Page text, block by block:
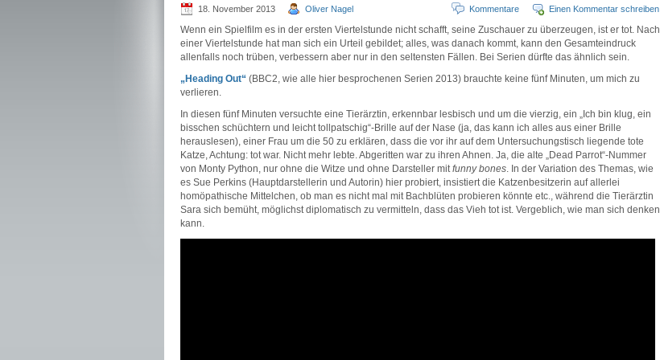
18. November 2013 Oliver Nagel Einen Kommentar schreiben
Kommentare
Wenn ein Spielfilm es in der ersten Viertelstunde nicht schafft, seine Zuschauer zu überzeugen, ist er tot. Nach
einer Viertelstunde hat man sich ein Urteil gebildet; alles, was danach kommt, kann den Gesamteindruck
allenfalls noch trüben, verbessern aber nur in den seltensten Fällen. Bei Serien dürfte das ähnlich sein.
„Heading Out“ (BBC2, wie alle hier besprochenen Serien 2013) brauchte keine fünf Minuten, um mich zu
verlieren.
In diesen fünf Minuten versuchte eine Tierärztin, erkennbar lesbisch und um die vierzig, ein „Ich bin klug, ein
bisschen schüchtern und leicht tollpatschig“-Brille auf der Nase (ja, das kann ich alles aus einer Brille
herauslesen), einer Frau um die 50 zu erklären, dass die vor ihr auf dem Untersuchungstisch liegende tote
Katze, Achtung: tot war. Nicht mehr lebte. Abgeritten war zu ihren Ahnen. Ja, die alte „Dead Parrot“-Nummer
von Monty Python, nur ohne die Witze und ohne Darsteller mitfunny bones. In der Variation des Themas, wie
es Sue Perkins (Hauptdarstellerin und Autorin) hier probiert, insistiert die Katzenbesitzerin auf allerlei
homöpathische Mittelchen, ob man es nicht mal mit Bachblüten probieren könnte etc., während die Tierärztin
Sara sich bemüht, möglichst diplomatisch zu vermitteln, dass das Vieh tot ist. Vergeblich, wie man sich denken
kann.